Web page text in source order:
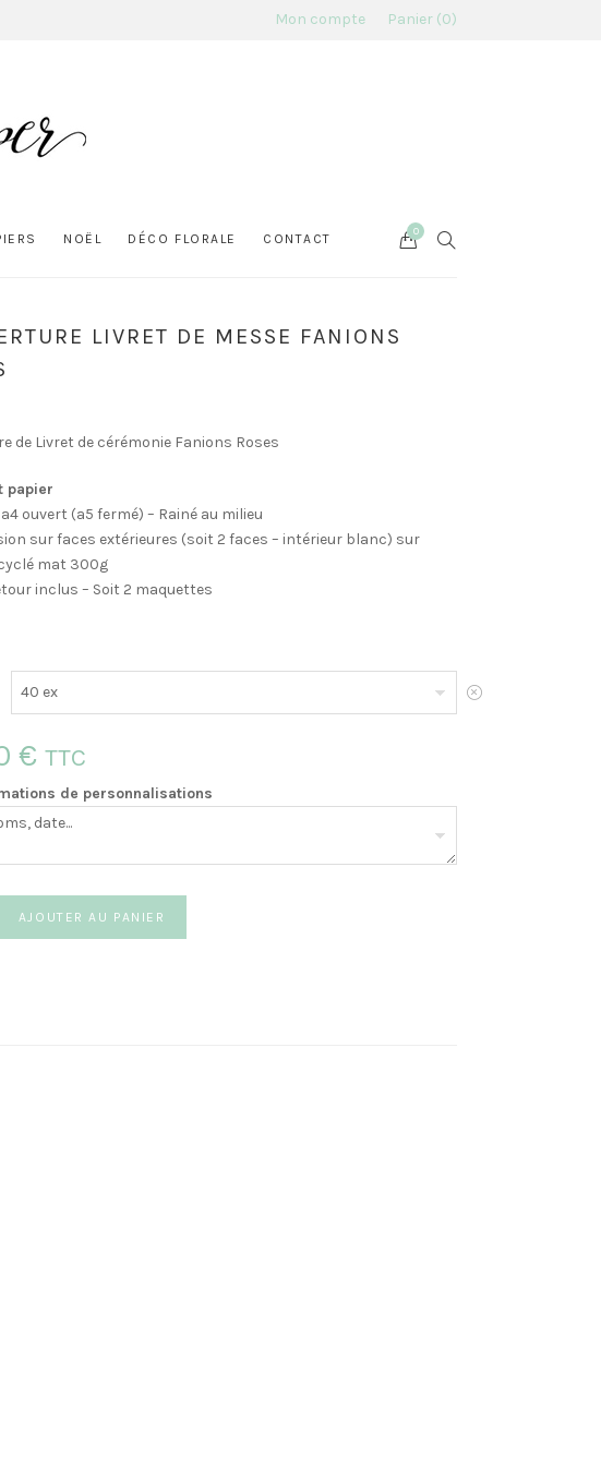
Mon compte Panier 0
NOËL DÉCO FLORALE CONTACT SEARCH
Cart
0
LIVRET DE MESSE FANIONS
de Livret de cérémonie Fanions Roses
papier
ouvert (a5 fermé) – Rainé au milieu
sur faces extérieures (soit 2 faces – intérieur blanc) sur
mat 300g
inclus – Soit 2 maquettes
€ TTC
de personnalisations
AJOUTER AU PANIER